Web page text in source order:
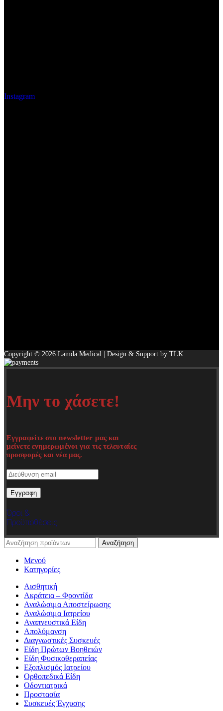
Instagram
Copyright © 2026 Lamda Medical | Design & Support by TLK
Μην το χάσετε!
Εγγραφείτε στο newsletter μας και
μείνετε ενημερωμένοι για τις τελευταίες
προσφορές και νέα μας.
Όροι &
Προϋποθέσεις
Αναζήτηση
Μενού
Κατηγορίες
Αισθητική
Ακράτεια – Φροντίδα
Αναλώσιμα Αποστείρωσης
Αναλώσιμα Ιατρείου
Αναπνευστικά Είδη
Απολύμανση
Διαγνωστικές Συσκευές
Είδη Πρώτων Βοηθειών
Είδη Φυσικοθεραπείας
Εξοπλισμός Ιατρείου
Ορθοπεδικά Είδη
Οδοντιατρικά
Προστασία
Συσκευές Έγχυσης